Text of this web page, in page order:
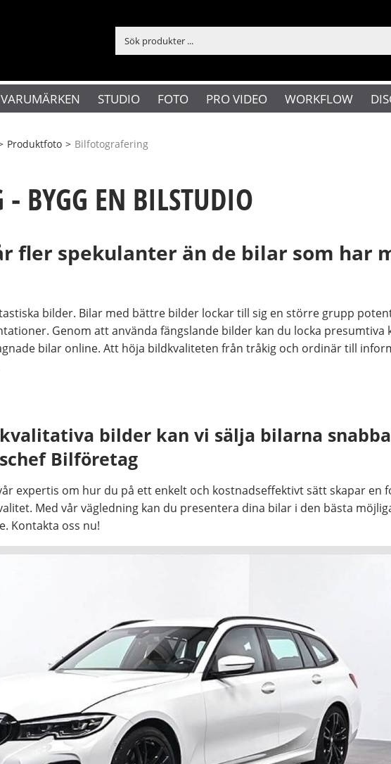
VARUMÄRKEN STUDIO FOTO PRO VIDEO WORKFLOW
Produktfoto > Bilfotografering
- BYGG EN BILSTUDIO
fler spekulanter än de bilar som har
bilder. Bilar med bättre bilder lockar till sig en större grupp
Genom att använda fängslande bilder kan du locka presumtiva
bilar online. Att höja bildkvaliteten från tråkig och ordinär till
bilder kan vi sälja bilarna
Bilföretag
expertis om hur du på ett enkelt och kostnadseffektivt sätt skapar en
Med vår vägledning kan du presentera dina bilar i den bästa
Kontakta oss nu!